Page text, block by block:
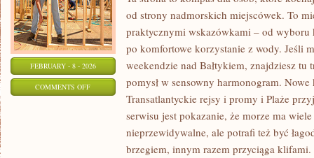
FEBRUARY - 8 - 2026
COMMENTS OFFON
od strony nadmorskich miejscówek. To
praktycznymi wskazówkami – od wyboru
po komfortowe korzystanie z wody. Jeśli
weekendzie nad Bałtykiem, znajdziesz
pomysł w sensowny harmonogram.
Transatlantyckie rejsy i promy i Plaże
serwisu jest pokazanie, że morze ma
nieprzewidywalne, ale potrafi też być
brzegiem, innym razem przyciąga